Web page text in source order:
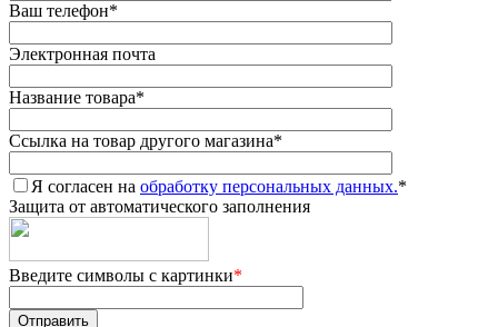
Ваш телефон*
Электронная почта
Название товара*
Ссылка на товар другого магазина*
Я согласен на обработку персональных данных.*
Защита от автоматического заполнения
Введите символы с картинки*